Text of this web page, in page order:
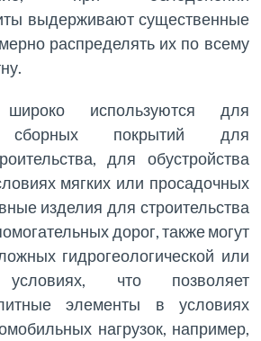
выдерживают существенные
распределять их по всему
широко используются для
сборных покрытий для
для обустройства
мягких или просадочных
изделия для строительства
дорог, также могут
гидрогеологической или
условиях, что позволяет
элементы в условиях
нагрузок, например,